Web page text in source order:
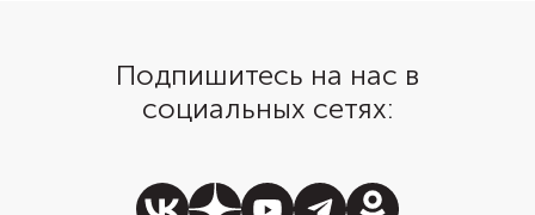
Подпишитесь на нас в
социальных сетях: